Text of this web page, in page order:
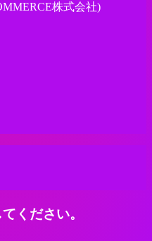
株式会社)
ください。